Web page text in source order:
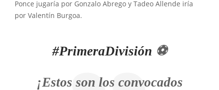
Ponce jugaría por Gonzalo Abrego y Tadeo Allende iría
por Valentín Burgoa.
#PrimeraDivisión ⚽
¡Estos son los convocados